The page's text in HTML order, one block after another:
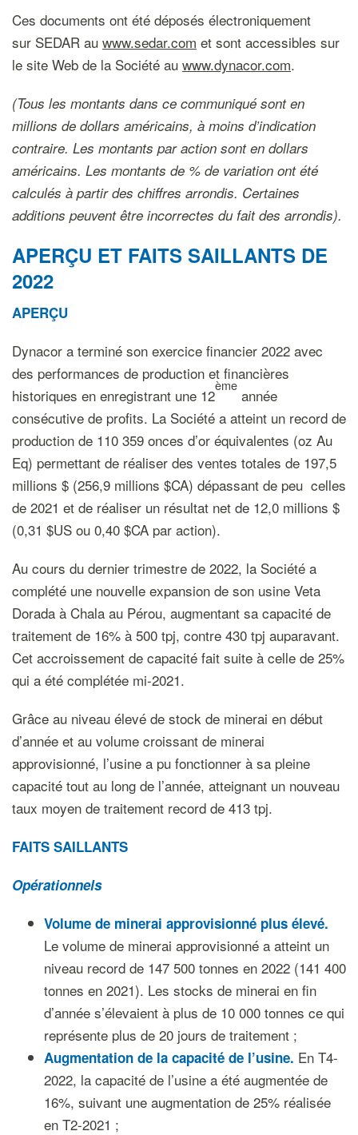
Ces documents ont été déposés électroniquement
sur SEDAR au www.sedar.com et sont accessibles sur
le site Web de la Société au www.dynacor.com.
(Tous les montants dans ce communiqué sont en
millions de dollars américains, à moins d’indication
contraire. Les montants par action sont en dollars
américains. Les montants de % de variation ont été
calculés à partir des chiffres arrondis. Certaines
additions peuvent être incorrectes du fait des arrondis).
APERÇU ET FAITS SAILLANTS DE
2022
APERÇU
Dynacor a terminé son exercice financier 2022 avec
des performances de production et financières
historiques en enregistrant une 12
ème
année
consécutive de profits. La Société a atteint un record de
production de 110 359 onces d’or équivalentes (oz Au
Eq) permettant de réaliser des ventes totales de 197,5
millions $ (256,9 millions $CA) dépassant de peu celles
de 2021 et de réaliser un résultat net de 12,0 millions $
(0,31 $US ou 0,40 $CA par action).
Au cours du dernier trimestre de 2022, la Société a
complété une nouvelle expansion de son usine Veta
Dorada à Chala au Pérou, augmentant sa capacité de
traitement de 16% à 500 tpj, contre 430 tpj auparavant.
Cet accroissement de capacité fait suite à celle de 25%
qui a été complétée mi-2021.
Grâce au niveau élevé de stock de minerai en début
d’année et au volume croissant de minerai
approvisionné, l’usine a pu fonctionner à sa pleine
capacité tout au long de l’année, atteignant un nouveau
taux moyen de traitement record de 413 tpj.
FAITS SAILLANTS
Opérationnels
Volume de minerai approvisionné plus élevé.
Le volume de minerai approvisionné a atteint un
niveau record de 147 500 tonnes en 2022 (141 400
tonnes en 2021). Les stocks de minerai en fin
d’année s’élevaient à plus de 10 000 tonnes ce qui
représente plus de 20 jours de traitement ;
Augmentation de la capacité de l’usine. En T4-
2022, la capacité de l’usine a été augmentée de
16%, suivant une augmentation de 25% réalisée
en T2-2021 ;